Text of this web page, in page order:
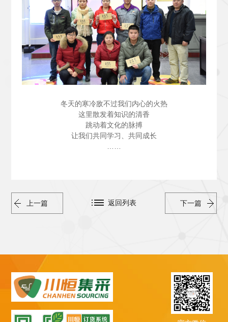
冬天的寒冷敌不过我们内心的火热
这里散发着知识的清香
跳动着文化的脉搏
让我们共同学习、共同成长
上一篇 下一篇
返回列表